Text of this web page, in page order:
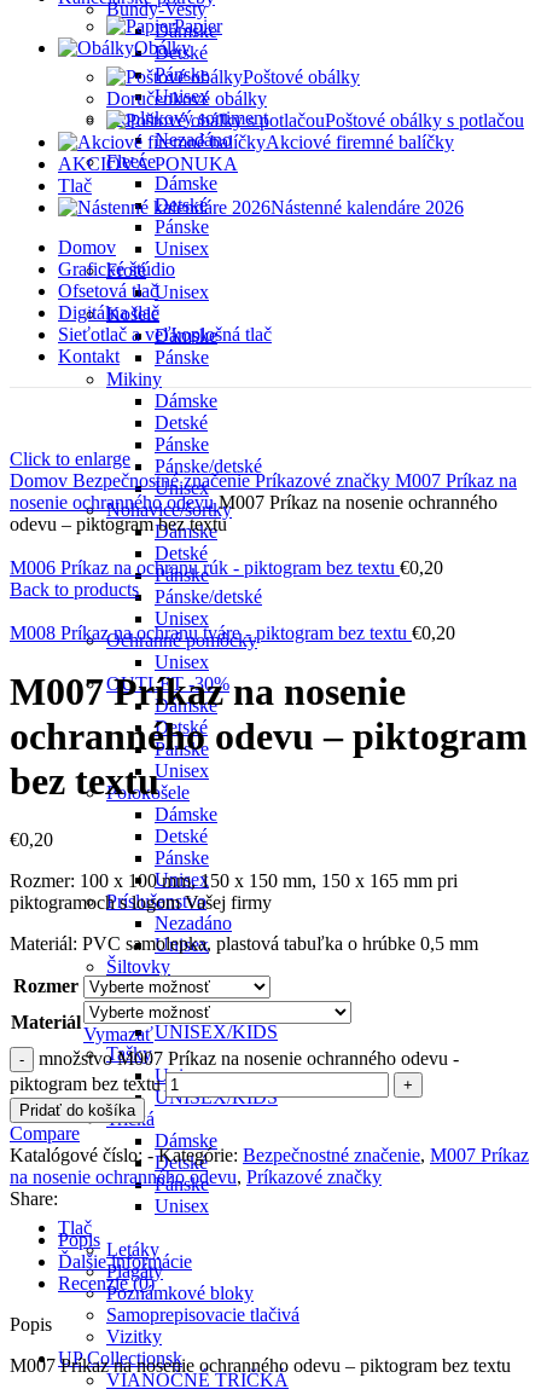
Bundy-Vesty
Dámske
Detské
Pánske
Unisex
Doplnkový sortiment
Nezadáno
Fleece
Dámske
Detské
Pánske
Unisex
Froté
Unisex
Košele
Dámske
Pánske
Mikiny
Dámske
Detské
Pánske
Pánske/detské
Unisex
Nohavice/šortky
Dámske
Detské
Pánske
Pánske/detské
Unisex
Ochranné pomôcky
Unisex
OUTLET -30%
Dámske
Detské
Pánske
Unisex
Polokošele
Dámske
Detské
Pánske
Unisex
Príslušenstvo
Nezadáno
Unisex
Šiltovky
Detské
Unisex
UNISEX/KIDS
Tašky
Unisex
UNISEX/KIDS
Tričká
Dámske
Detské
Pánske
Unisex
Tlač
Letáky
Plagáty
Poznámkové bloky
Samoprepisovacie tlačivá
Vizitky
UP Collectionsk
VIANOČNÉ TRIČKÁ
Papier
Obálky
Poštové obálky
Doručenkové obálky
Poštové obálky s potlačou
Akciové firemné balíčky
AKCIOVÁ PONUKA
Tlač
Nástenné kalendáre 2026
Domov
Grafické štúdio
Ofsetová tlač
Digitálna tlač
Sieťotlač a veľkoplošná tlač
Kontakt
Click to enlarge
Domov Bezpečnostné značeniePríkazové značky M007 Príkaz na
nosenie ochranného odevuM007 Príkaz na nosenie ochranného
odevu – piktogram bez textu
M006 Príkaz na ochranu rúk - piktogram bez textu €0,20
Back to products
M008 Príkaz na ochranu tváre - piktogram bez textu €0,20
M007 Príkaz na nosenie
ochranného odevu – piktogram
bez textu
€0,20
Rozmer: 100 x 100 mm, 150 x 150 mm, 150 x 165 mm pri
piktogramoch s logom Vašej firmy
Materiál: PVC samolepka, plastová tabuľka o hrúbke 0,5 mm
Rozmer
Materiál
Vymazať
množstvo M007 Príkaz na nosenie ochranného odevu -
piktogram bez textu
Pridať do košíka
Compare
Katalógové číslo: -Kategórie: Bezpečnostné značenie, M007 Príkaz
na nosenie ochranného odevu, Príkazové značky
Share:
Popis
Ďalšie informácie
Recenzie (0)
Popis
M007 Príkaz na nosenie ochranného odevu – piktogram bez textu